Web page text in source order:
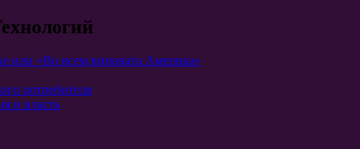
или «Во всем виновата Америка»
потребителя
и власть